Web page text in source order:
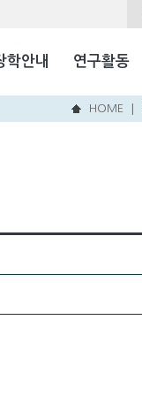
학안내 연구활동
HOME